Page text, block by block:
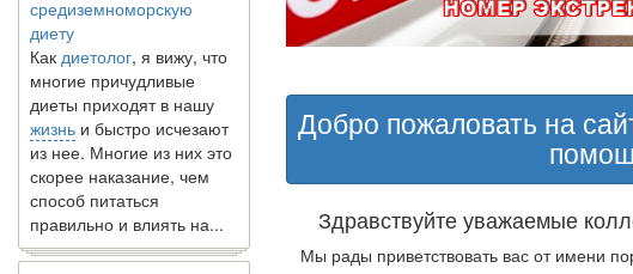
диету
Какдиетолог
многие причудливые
диеты приходят в нашу
жизньи быстро исчезают
из нее. Многие из них это
скорее наказание, чем
способ питаться
правильно и влиять на...
7 Фактов об овсе, которые
Добро пожаловать на
Здравствуйте уважаемые
Мы рады приветствовать вас от имени